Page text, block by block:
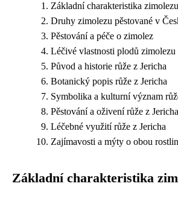
Základní charakteristika zimolezu
Druhy zimolezu pěstované v
Pěstování a péče o zimolez
Léčivé vlastnosti plodů zimolezu
Původ a historie růže z Jericha
Botanický popis růže z Jericha
Symbolika a kulturní význam
Pěstování a oživení růže z Jericha
Léčebné využití růže z Jericha
Zajímavosti a mýty o obou
Základní charakteristika